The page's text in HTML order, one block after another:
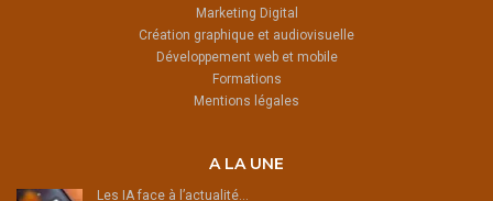
Marketing Digital
Création graphique et audiovisuelle
Développement web et mobile
Formations
Mentions légales
A LA UNE
Les IA face à l’actualité…